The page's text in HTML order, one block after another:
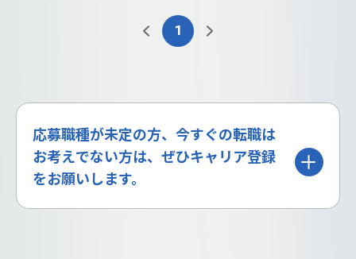
1
応募職種が未定の方、今すぐの転職は
お考えでない方は、ぜひキャリア登録
をお願いします。